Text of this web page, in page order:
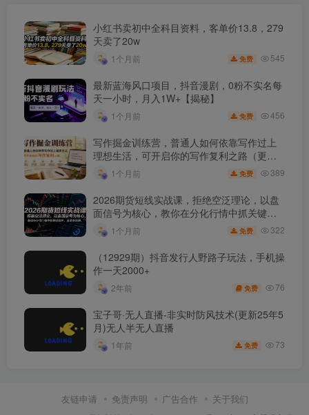
小红书卖初中全科目资料，客单价13.8，279
天卖了20w
1个月前 免费 545
最新蓝海风口项目，抖音漫剧，0粉不实名每
天一小时，月入1W+【揭秘】
1个月前 免费 456
写作掘金训练营，普通人如何依靠写作过上
理想生活，可开启你的写作复利之路（更新6
月） 1个月前 免费 389
2026期货短线实战课，拒绝空泛理论，以盘
面信号为核心，教你在分化行情中抓关键品
种、避诱多陷阱
1个月前 免费 322
（12929期）抖音发行人野路子玩法，手机操
作一天2000+
2年前 免费 76
宝子哥·无人直播-非实时防风技术(更新25年5
月)无人半无人直播
1年前 免费 73
友链申请 免责声明 广告合作 关于我们